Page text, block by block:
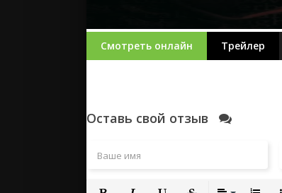
Смотреть онлайн Трейлер
Оставь свой отзыв